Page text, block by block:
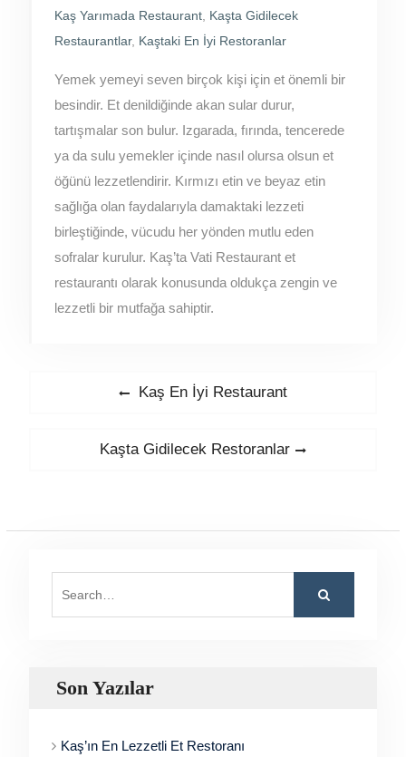
Kaş Yarımada Restaurant, Kaşta Gidilecek
Restaurantlar, Kaştaki En İyi Restoranlar
Yemek yemeyi seven birçok kişi için et önemli bir
besindir. Et denildiğinde akan sular durur,
tartışmalar son bulur. Izgarada, fırında, tencerede
ya da sulu yemekler içinde nasıl olursa olsun et
öğünü lezzetlendirir. Kırmızı etin ve beyaz etin
sağlığa olan faydalarıyla damaktaki lezzeti
birleştiğinde, vücudu her yönden mutlu eden
sofralar kurulur. Kaş’ta Vati Restaurant et
restaurantı olarak konusunda oldukça zengin ve
lezzetli bir mutfağa sahiptir.
Previous
Kaş En İyi Restaurant
Next
Kaşta Gidilecek Restoranlar
Son Yazılar
Kaş’ın En Lezzetli Et Restoranı